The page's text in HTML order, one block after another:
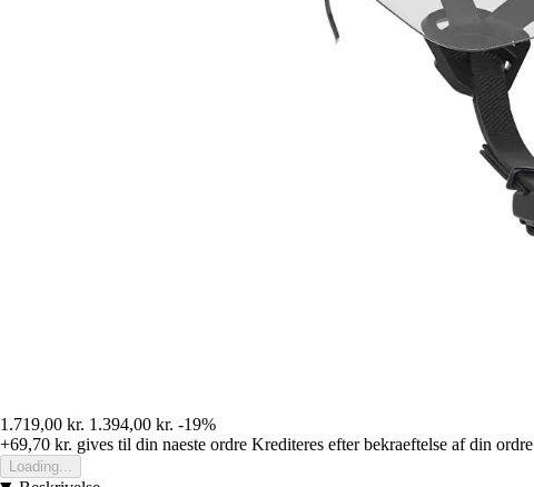
1.719,00 kr. 1.394,00 kr. -19%
+69,70 kr. gives til din naeste ordre Krediteres efter bekraeftelse af din ordre
Loading...